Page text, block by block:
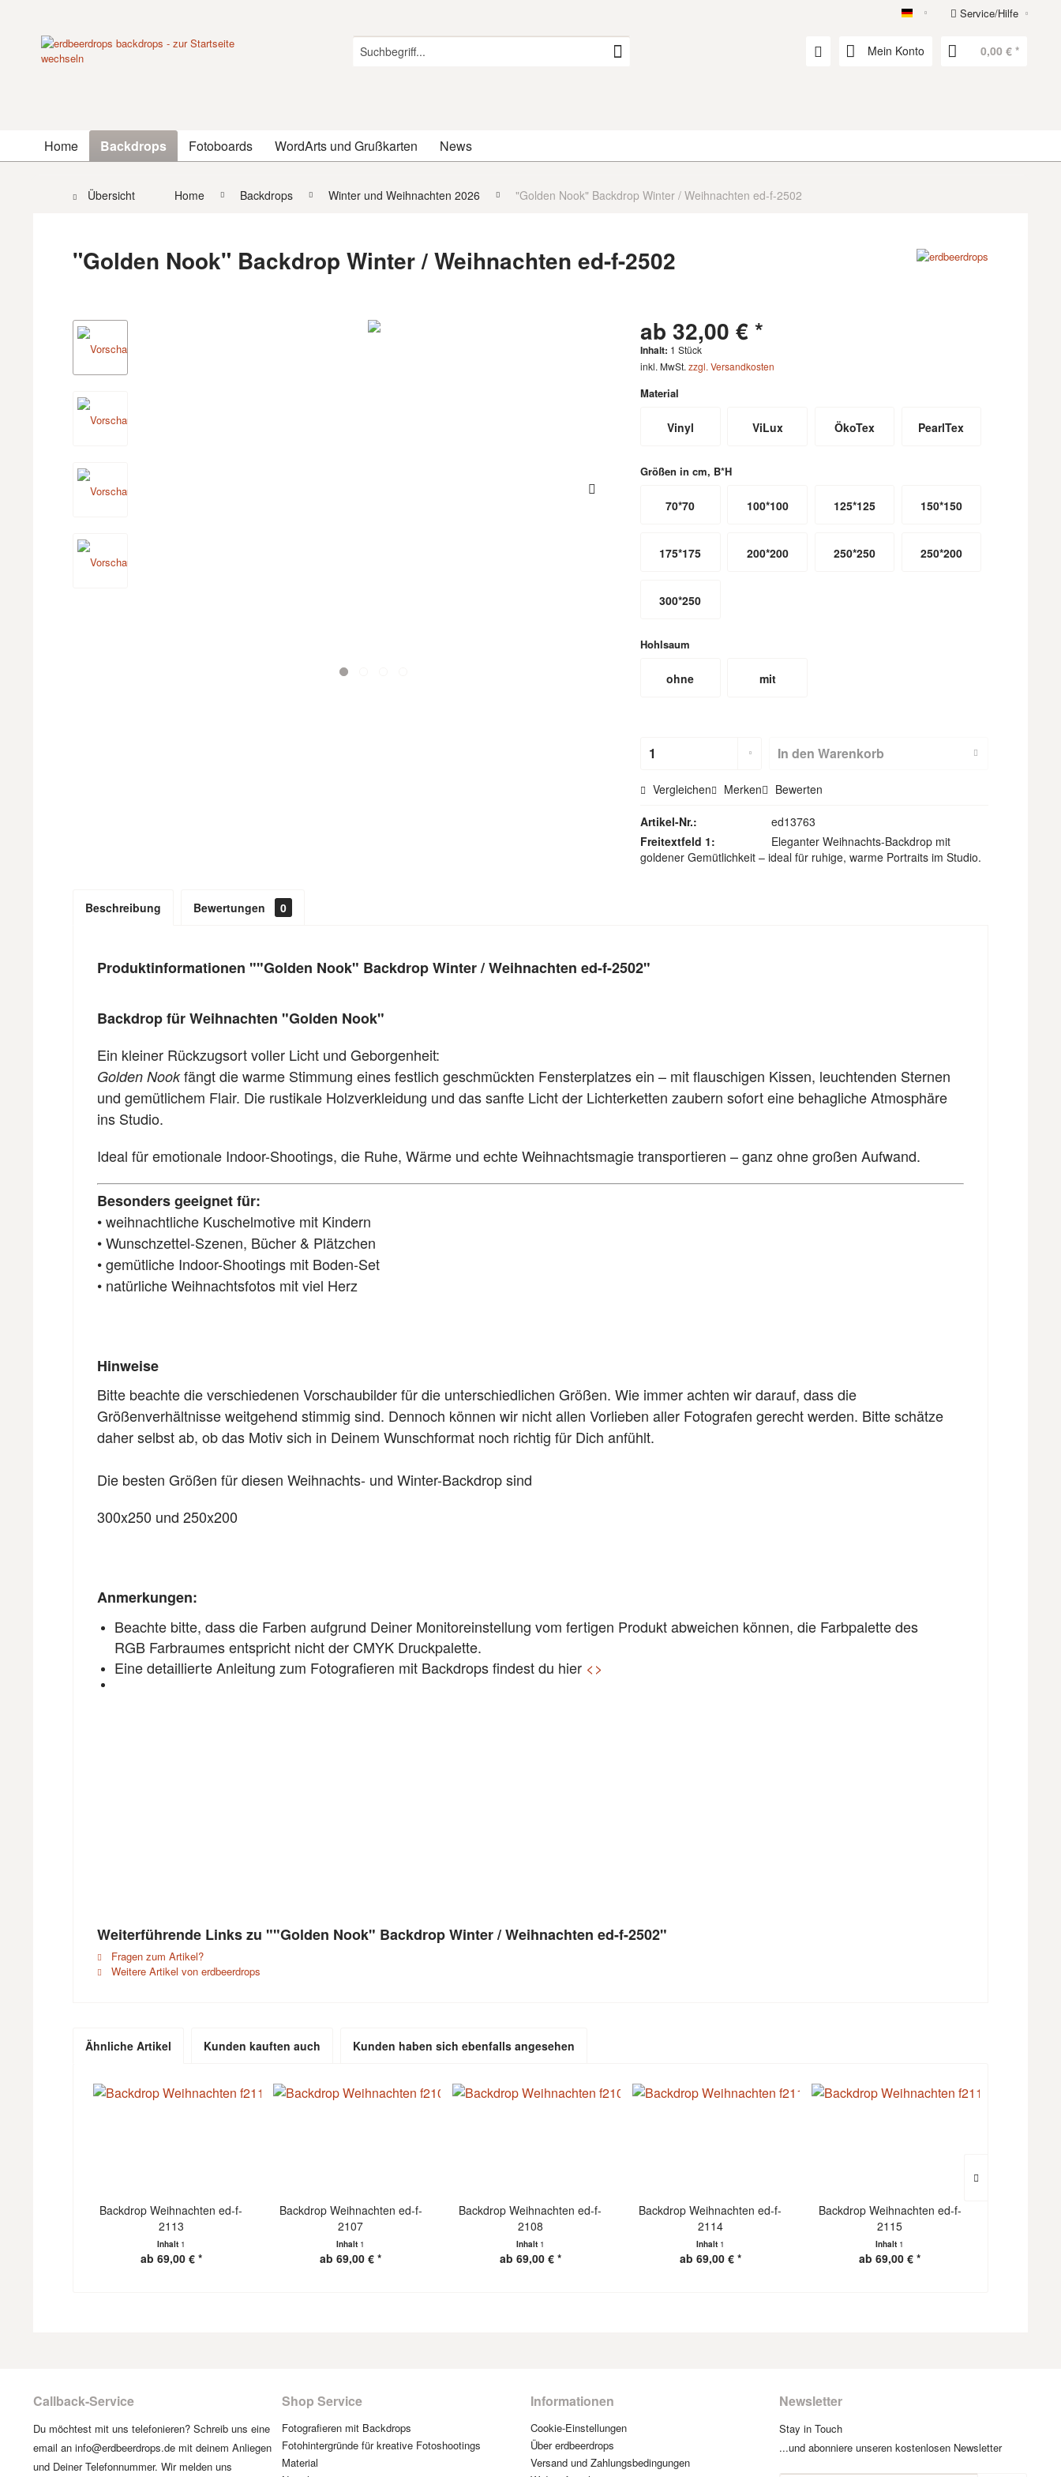
erdbeerdropsService/Hilfe
Mein Konto 0,00 € *
Home Backdrops Fotoboards WordArts und Grußkarten News
Übersicht Home Backdrops Winter und Weihnachten 2026 "Golden Nook" Backdrop Winter / Weihnachten ed-f-2502
"Golden Nook" Backdrop Winter / Weihnachten ed-f-2502
ab 32,00 € *
Inhalt: 1 Stück
inkl. MwSt.zzgl. Versandkosten
Material
Vinyl ViLux ÖkoTex PearlTex
Größen in cm, B*H
70*70 100*100 125*125 150*150
175*175 200*200 250*250 250*200
300*250
Hohlsaum
ohne
mit
In den Warenkorb
Vergleichen Merken Bewerten
Artikel-Nr.:
ed13763
Freitextfeld 1:
Eleganter Weihnachts-Backdrop mit
goldener Gemütlichkeit – ideal für ruhige, warme Portraits im Studio.
Beschreibung Bewertungen 0
Produktinformationen ""Golden Nook" Backdrop Winter / Weihnachten ed-f-2502"
Backdrop für Weihnachten "Golden Nook"
Ein kleiner Rückzugsort voller Licht und Geborgenheit:
Golden Nookfängt die warme Stimmung eines festlich geschmückten Fensterplatzes ein – mit flauschigen Kissen, leuchtenden Sternen
und gemütlichem Flair. Die rustikale Holzverkleidung und das sanfte Licht der Lichterketten zaubern sofort eine behagliche Atmosphäre
ins Studio.
Ideal für emotionale Indoor-Shootings, die Ruhe, Wärme und echte Weihnachtsmagie transportieren – ganz ohne großen Aufwand.
Besonders geeignet für:
• weihnachtliche Kuschelmotive mit Kindern
• Wunschzettel-Szenen, Bücher & Plätzchen
• gemütliche Indoor-Shootings mit Boden-Set
• natürliche Weihnachtsfotos mit viel Herz
Hinweise
Bitte beachte die verschiedenen Vorschaubilder für die unterschiedlichen Größen. Wie immer achten wir darauf, dass die
Größenverhältnisse weitgehend stimmig sind. Dennoch können wir nicht allen Vorlieben aller Fotografen gerecht werden. Bitte schätze
daher selbst ab, ob das Motiv sich in Deinem Wunschformat noch richtig für Dich anfühlt.
Die besten Größen für diesen Weihnachts- und Winter-Backdrop sind
300x250 und 250x200
Anmerkungen:
Beachte bitte, dass die Farben aufgrund Deiner Monitoreinstellung vom fertigen Produkt abweichen können, die Farbpalette des
RGB Farbraumes entspricht nicht der CMYK Druckpalette.
Eine detaillierte Anleitung zum Fotografieren mit Backdrops findest du hier <>
Weiterführende Links zu ""Golden Nook" Backdrop Winter / Weihnachten ed-f-2502"
Fragen zum Artikel?
Weitere Artikel von erdbeerdrops
Ähnliche Artikel Kunden kauften auch Kunden haben sich ebenfalls angesehen
Backdrop Weihnachten ed-f-
2113
Inhalt 1
ab 69,00 € *
Backdrop Weihnachten ed-f-
2107
Inhalt 1
ab 69,00 € *
Backdrop Weihnachten ed-f-
2108
Inhalt 1
ab 69,00 € *
Backdrop Weihnachten ed-f-
2114
Inhalt 1
ab 69,00 € *
Backdrop Weihnachten ed-f-
2115
Inhalt 1
ab 69,00 € *
Callback-Service
Du möchtest mit uns telefonieren? Schreib uns eine
email an info@erdbeerdrops.de mit deinem Anliegen
und Deiner Telefonnummer. Wir melden uns
Shop Service
Fotografieren mit Backdrops
Fotohintergründe für kreative Fotoshootings
Material
Informationen
Cookie-Einstellungen
Über erdbeerdrops
Versand und Zahlungsbedingungen
Newsletter
Stay in Touch
...und abonniere unseren kostenlosen Newsletter